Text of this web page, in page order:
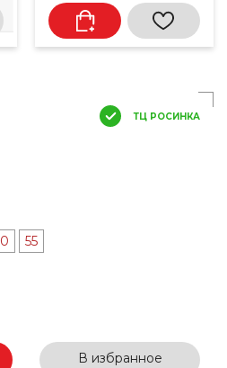
ТЦ РОСИНКА
55
В избранное